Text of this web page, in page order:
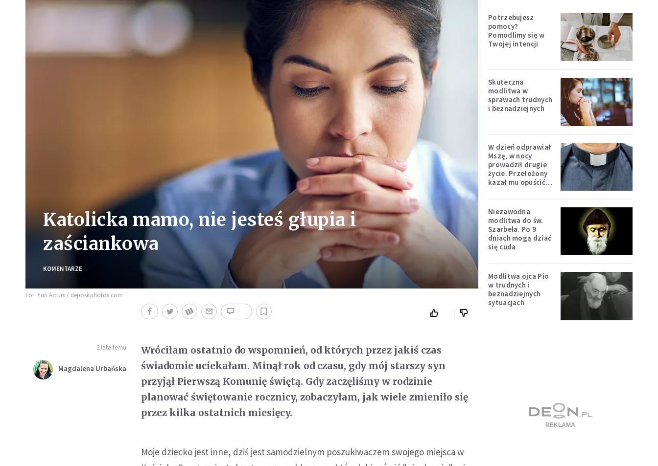
Katolicka mamo, nie jesteś głupia i
zaściankowa
KOMENTARZE
Fot. Yuri Arcurs / depositphotos.com
2 lata temu
Magdalena Urbańska
Wróciłam ostatnio do wspomnień, od których przez jakiś czas
świadomie uciekałam. Minął rok od czasu, gdy mój starszy syn
przyjął Pierwszą Komunię świętą. Gdy zaczęliśmy w rodzinie
planować świętowanie rocznicy, zobaczyłam, jak wiele zmieniło się
przez kilka ostatnich miesięcy.
Moje dziecko jest inne, dziś jest samodzielnym poszukiwaczem swojego miejsca w
Potrzebujesz
pomocy?
Pomodlimy się w
Twojej intencji
Skuteczna
modlitwa w
sprawach trudnych
i beznadziejnych
W dzień odprawiał
Mszę, w nocy
prowadził drugie
życie. Przełożony
kazał mu opuścić
Niezawodna
modlitwa do św.
Szarbela. Po 9
dniach mogą dziać
się cuda
Modlitwa ojca Pio
w trudnych i
beznadziejnych
sytuacjach